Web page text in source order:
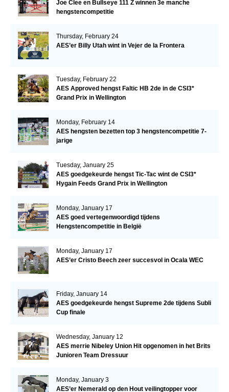
Joe Clee en Bullseye 111 Z winnen 3e manche
hengstencompetitie
Thursday, February 24
AES’er Billy Utah wint in Vejer de la Frontera
Tuesday, February 22
AES Approved hengst Faltic HB 2de in de CSI3*
Grand Prix in Wellington
Monday, February 14
AES hengsten bezetten top 3 hengstencompetitie 7-
jarige
Tuesday, January 25
AES goedgekeurde hengst Tic-Tac wint de CSI3*
Hygain Feeds Grand Prix in Wellington
Monday, January 17
AES goed vertegenwoordigd tijdens
Hengstencompetitie in België
Monday, January 17
AES’er Cristo Beech zeer succesvol in Ocala WEC
Friday, January 14
AES goedgekeurde hengst Supreme 2de tijdens Subli
Cup finale
Wednesday, January 12
AES merrie Nibeley Union Hit opgenomen in het Brits
Junioren Team Dressuur
Monday, January 3
AES’er Nemerald op den Hout veilingtopper voor